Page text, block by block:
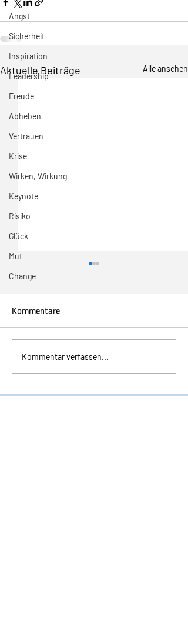
Angst
Sicherheit
Inspiration
Leadership
Freude
Abheben
Vertrauen
Krise
Wirken, Wirkung
Keynote
Risiko
Glück
Mut
Change
Aktuelle Beiträge Alle ansehen
32/2026 1. August -
Startklar JETZT!
Kommentare
Kommentar verfassen...